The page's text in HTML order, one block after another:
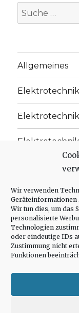
Wir verwenden
Geräteinformationen
Wir tun dies, um das
personalisierte
Technologien
oder eindeutige IDs
Zustimmung nicht
Funktionen
Suche
nach:
Allgemeines
Messtechnik